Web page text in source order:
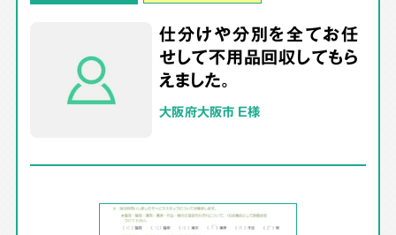
仕分けや分別を全てお任
せして不用品回収してもら
えました。
大阪府大阪市 E様